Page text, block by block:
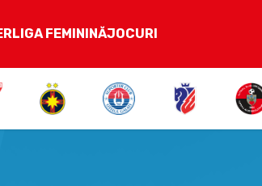
FEMININĂJOCURI